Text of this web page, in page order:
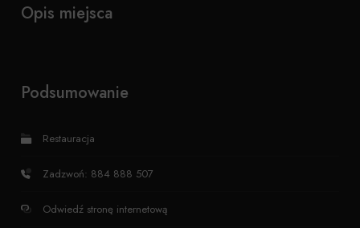
Opis miejsca
Podsumowanie
Restauracja
Zadzwoń: 884 888 507
Odwiedź stronę internetową